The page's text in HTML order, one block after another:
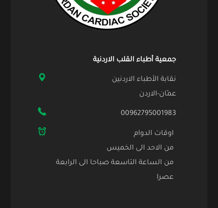
جمعية أطباء القلب الاردنية
نقابة الأطباء الاردنين
عمّان-الاردن
00962795001983
اوقات الدوام
من الاحد الى الخميس
من الساعة التاسعة صباحا الى الرابعة
عصرا